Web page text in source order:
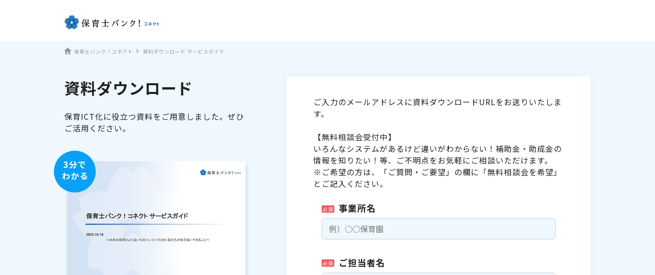
保育士バンク！コネクト 資料ダウンロード サービスガイド
資料ダウンロード
保育ICT化に役立つ資料をご用意しました。ぜひ
ご活用ください。
3分で
わかる
ご入力のメールアドレスに資料ダウンロードURLをお送りいたしま
す。
【無料相談会受付中】
いろんなシステムがあるけど違いがわからない！補助金・助成金の
情報を知りたい！等、ご不明点をお気軽にご相談いただけます。
※ご希望の方は、「ご質問・ご要望」の欄に「無料相談会を希望」
とご記入ください。
必須 事業所名
必須 ご担当者名